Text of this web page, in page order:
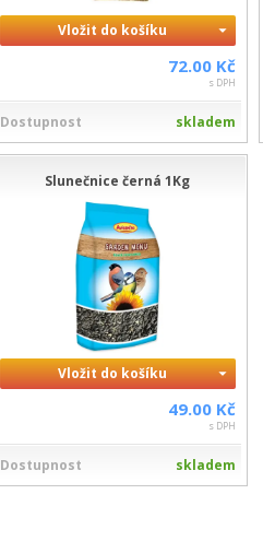
Vložit do košíku
72.00 Kč
s DPH
Dostupnost skladem
Slunečnice černá 1Kg
Vložit do košíku
49.00 Kč
s DPH
Dostupnost skladem